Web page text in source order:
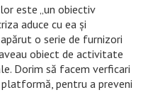
este „un obiectiv
aduce cu ea şi
o serie de furnizori
obiect de activitate
Dorim să facem verficari
pentru a preveni